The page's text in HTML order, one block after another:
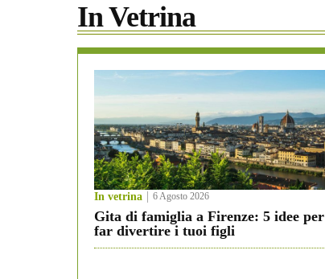
In Vetrina
In vetrina 6 Agosto 2026
Gita di famiglia a Firenze: 5 idee per
far divertire i tuoi figli